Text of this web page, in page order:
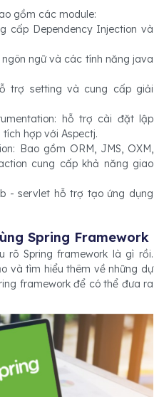
gồm các module:
cấp Dependency Injection và
ngữ và các tính năng java
trợ setting và cung cấp giải
hỗ trợ cài đặt lập
hợp với Aspectj.
Bao gồm ORM, JMS, OXM,
cung cấp khả năng giao
- servlet hỗ trợ tạo ứng dụng
Spring Framework
rõ Spring framework là gì rồi.
và tìm hiểu thêm về những dự
framework để có thể đưa ra